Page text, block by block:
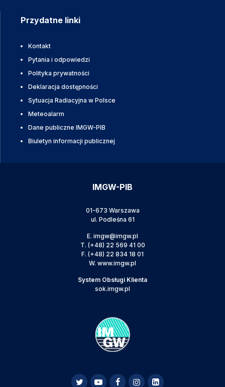
Przydatne linki
Kontakt
Pytania i odpowiedzi
Polityka prywatności
Deklaracja dostępności
Sytuacja Radiacyjna w Polsce
Meteoalarm
Dane publiczne IMGW-PIB
Biuletyn informacji publicznej
IMGW-PIB
01-673 Warszawa
ul. Podleśna 61
E. imgw@imgw.pl
T. (+48) 22 569 41 00
F. (+48) 22 834 18 01
W. www.imgw.pl
System Obsługi Klienta
sok.imgw.pl